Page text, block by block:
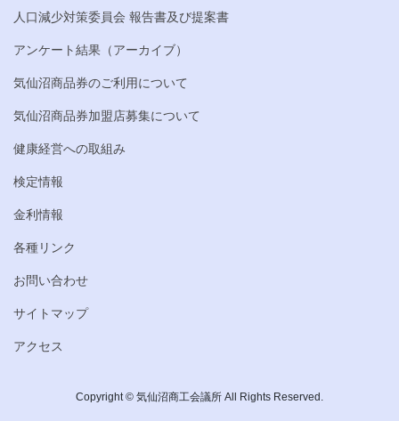
人口減少対策委員会 報告書及び提案書
アンケート結果（アーカイブ）
気仙沼商品券のご利用について
気仙沼商品券加盟店募集について
健康経営への取組み
検定情報
金利情報
各種リンク
お問い合わせ
サイトマップ
アクセス
Copyright © 気仙沼商工会議所 All Rights Reserved.